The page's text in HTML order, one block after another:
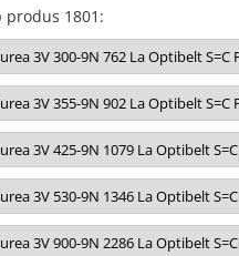
produs 1801 :
3V 300-9N 762 La Optibelt S=C
3V 355-9N 902 La Optibelt S=C
3V 425-9N 1079 La Optibelt
3V 530-9N 1346 La Optibelt
3V 900-9N 2286 La Optibelt